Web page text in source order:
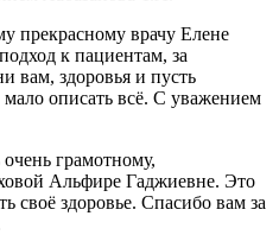
прекрасному врачу Елене
к пациентам, за
вам, здоровья и пусть
описать всё. С уважением
грамотному,
Альфире Гаджиевне. Это
своё здоровье. Спасибо вам за